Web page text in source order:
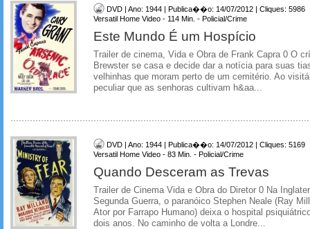
DVD | Ano: 1944 | Publica��o: 14/07/2012 | Cliques: 5986
Versatil Home Video - 114 Min. - Policial/Crime
Este Mundo É um Hospício
Trailer de cinema, Vida e Obra de Frank Capra 0 O
Brewster se casa e decide dar a notícia para suas
velhinhas que moram perto de um cemitério. Ao
peculiar que as senhoras cultivam h&aa...
DVD | Ano: 1944 | Publica��o: 14/07/2012 | Cliques: 5169
Versatil Home Video - 83 Min. - Policial/Crime
Quando Desceram as Trevas
Trailer de Cinema Vida e Obra do Diretor 0 Na
Segunda Guerra, o paranóico Stephen Neale (Ray
Ator por Farrapo Humano) deixa o hospital
dois anos. No caminho de volta a Londre...